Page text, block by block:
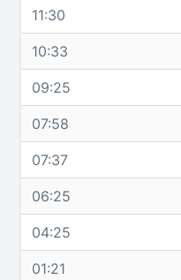
11:30
10:33
09:25
07:58
07:37
06:25
04:25
01:21